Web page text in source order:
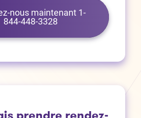
nous maintenant 1-
844-448-3328